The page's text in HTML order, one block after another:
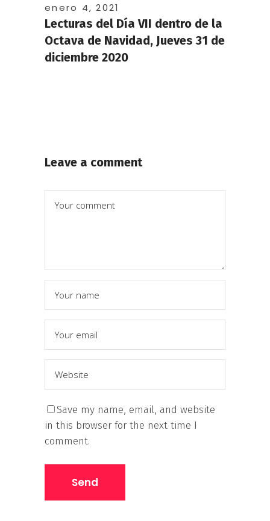
enero 4, 2021
Lecturas del Día VII dentro de la
Octava de Navidad, Jueves 31 de
diciembre 2020
Leave a comment
Save my name, email, and website
in this browser for the next time I
comment.